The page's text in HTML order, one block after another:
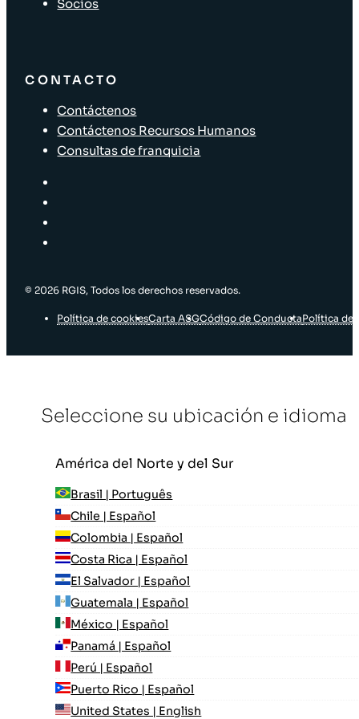
Socios
CONTACTO
Contáctenos
Contáctenos Recursos Humanos
Consultas de franquicia
© 2026 RGIS, Todos los derechos reservados.
Política de cookiesCarta ASGCódigo de ConductaPolítica de
Seleccione su ubicación e idioma
América del Norte y del Sur
Brasil | Português
Chile | Español
Colombia | Español
Costa Rica | Español
El Salvador | Español
Guatemala | Español
México | Español
Panamá | Español
Perú | Español
Puerto Rico | Español
United States | English